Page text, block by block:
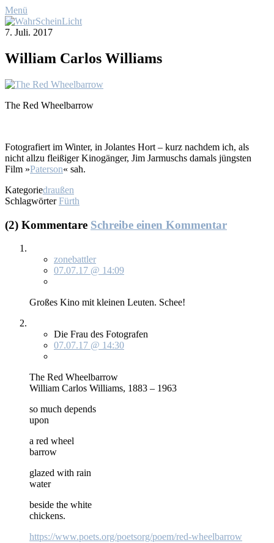
Menü
7. Juli. 2017
Wil­liam Car­los Wil­liams
The Red Wheel­bar­row
Fo­to­gra­fiert im Win­ter, in Jo­lan­tes Hort – kurz nach­dem ich, als
nicht all­zu flei­ßi­ger Ki­no­gän­ger, Jim Jar­muschs da­mals jüngs­ten
Film »Pa­ter­son« sah.
Kategoriedraußen
Schlagwörter Fürth
(2) Kommentare Schreibe einen Kommentar
zonebattler
07.07.17 @ 14:09
Gro­ßes Ki­no mit klei­nen Leu­ten. Schee!
Die Frau des Fotografen
07.07.17 @ 14:30
The Red Wheel­bar­row
Wil­liam Car­los Wil­liams, 1883 – 1963
so much de­pends
upon
a red wheel
bar­row
gla­zed wi­th rain
wa­ter
bes­i­de the white
chi­ckens.
https://www.poets.org/poetsorg/poem/red-wheelbarrow